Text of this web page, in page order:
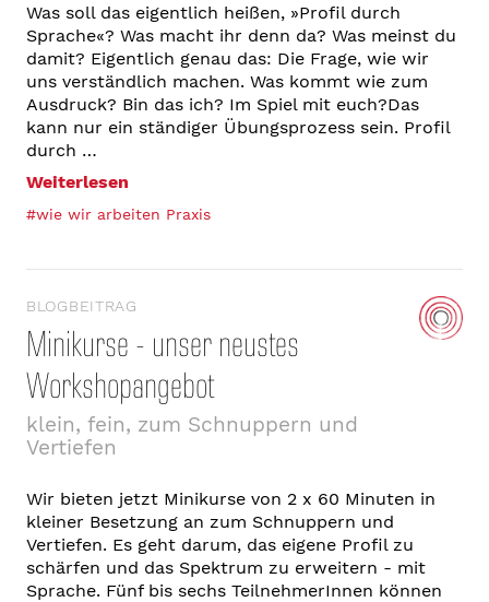
Was soll das eigentlich heißen, »Profil durch
Sprache«? Was macht ihr denn da? Was meinst du
damit? Eigentlich genau das: Die Frage, wie wir
uns verständlich machen. Was kommt wie zum
Ausdruck? Bin das ich? Im Spiel mit euch?Das
kann nur ein ständiger Übungsprozess sein. Profil
durch …
Weiterlesen
#wie wir arbeiten Praxis
BLOGBEITRAG
Minikurse - unser neustes
Workshopangebot
klein, fein, zum Schnuppern und
Vertiefen
Wir bieten jetzt Minikurse von 2 x 60 Minuten in
kleiner Besetzung an zum Schnuppern und
Vertiefen. Es geht darum, das eigene Profil zu
schärfen und das Spektrum zu erweitern - mit
Sprache. Fünf bis sechs TeilnehmerInnen können